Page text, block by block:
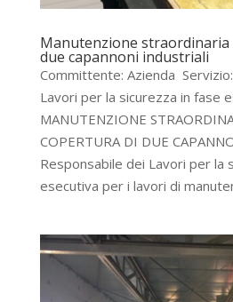
Manutenzione straordinaria
due capannoni industriali
Committente: Azienda
Lavori per la sicurezza in fase
MANUTENZIONE
COPERTURA DI DUE
Responsabile dei Lavori per la
esecutiva per i lavori di